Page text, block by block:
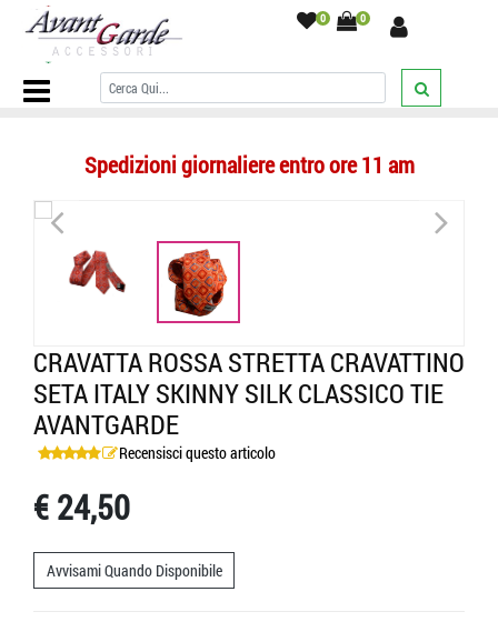
0 0
Home Page/CRAVATTE/Fantasia / Particolare e a Fiori/
Cravatta
rossa stretta cravattino seta italy skinny silk classico tie avantgarde
Spedizioni giornaliere entro ore 11 am
< >
CRAVATTA ROSSA STRETTA CRAVATTINO
SETA ITALY SKINNY SILK CLASSICO TIE
AVANTGARDE
Recensisci questo articolo
€ 24,50
Avvisami Quando Disponibile